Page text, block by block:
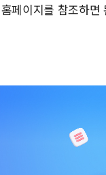
페이지를 참조하면